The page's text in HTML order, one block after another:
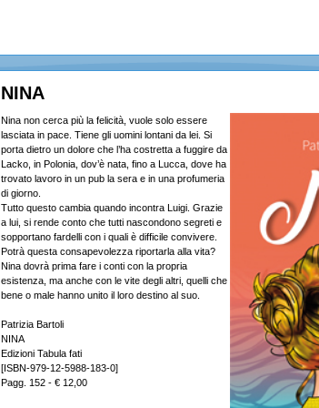
NINA
Nina non cerca più la felicità, vuole solo essere
lasciata in pace. Tiene gli uomini lontani da lei. Si
porta dietro un dolore che l’ha costretta a fuggire da
Lacko, in Polonia, dov’è nata, fino a Lucca, dove ha
trovato lavoro in un pub la sera e in una profumeria
di giorno.
Tutto questo cambia quando incontra Luigi. Grazie
a lui, si rende conto che tutti nascondono segreti e
sopportano fardelli con i quali è difficile convivere.
Potrà questa consapevolezza riportarla alla vita?
Nina dovrà prima fare i conti con la propria
esistenza, ma anche con le vite degli altri, quelli che
bene o male hanno unito il loro destino al suo.
Patrizia Bartoli
NINA
Edizioni Tabula fati
[ISBN-979-12-5988-183-0]
Pagg. 152 - € 12,00